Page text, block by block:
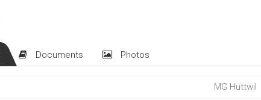
Documents Photos
MG Huttwil